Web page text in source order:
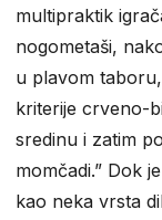
multipraktik
nogometaši,
u plavom
kriterije crveno-
sredinu i zatim
momčadi.” Dok
kao neka vrsta